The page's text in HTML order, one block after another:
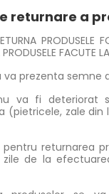
returnare a
PRODUSELE
FACUTE
va prezenta semne
va fi deteriorat
(pietricele, zale din
returnarea
de la